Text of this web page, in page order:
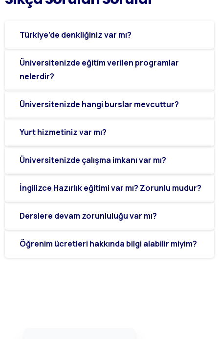
Türkiye’de denkliğiniz var mı?
Üniversitenizde eğitim verilen programlar
nelerdir?
Üniversitenizde hangi burslar mevcuttur?
Yurt hizmetiniz var mı?
Üniversitenizde çalışma imkanı var mı?
İngilizce Hazırlık eğitimi var mı? Zorunlu mudur?
Derslere devam zorunluluğu var mı?
Öğrenim ücretleri hakkında bilgi alabilir miyim?